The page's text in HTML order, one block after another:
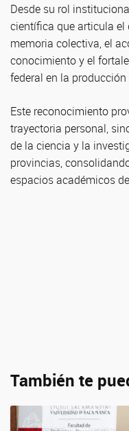
Desde su rol
científica que articula
memoria colectiva, el
conocimiento y el
federal en la
Este reconocimiento
trayectoria personal,
de la ciencia y la
provincias,
espacios académicos
También te